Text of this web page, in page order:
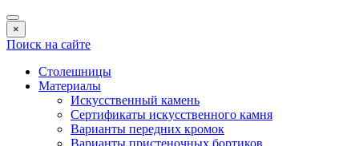
×
Поиск на сайте
Столешницы
Материалы
Искусственный камень
Сертификаты искусственного камня
Варианты передних кромок
Варианты пристеночных бортиков